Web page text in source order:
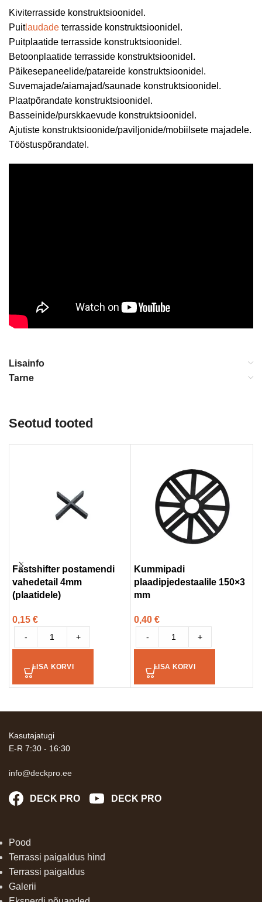
Kiviterrasside konstruktsioonidel.
Puitlaudade terrasside konstruktsioonidel.
Puitplaatide terrasside konstruktsioonidel.
Betoonplaatide terrasside konstruktsioonidel.
Päikesepaneelide/patareide konstruktsioonidel.
Suvemajade/aiamajad/saunade konstruktsioonidel.
Plaatpõrandate konstruktsioonidel.
Basseinide/purskkaevude konstruktsioonidel.
Ajutiste konstruktsioonide/paviljonide/mobiilsete majadele.
Tööstuspõrandatel.
Lisainfo
Tarne
Seotud tooted
Fastshifter postamendi
vahedetail 4mm
(plaatidele)
0,15 €
- +
LISA KORVI
Kummipadi
plaadipjedestaalile 150×3
mm
0,40 €
- +
LISA KORVI
Kasutajatugi
E-R 7:30 - 16:30
info@deckpro.ee
DECK PRO DECK PRO
Pood
Terrassi paigaldus hind
Terrassi paigaldus
Galerii